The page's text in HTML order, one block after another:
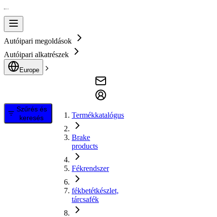
Autóipari megoldások
Autóipari alkatrészek
Europe
Szűrés és
keresés
Termékkatalógus
Brake
products
Fékrendszer
fékbetétkészlet,
tárcsafék